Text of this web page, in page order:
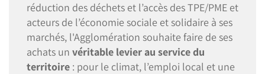
réduction des déchets et l’accès des TPE/PME et
acteurs de l’économie sociale et solidaire à ses
marchés, l'Agglomération souhaite faire de ses
achats un véritable levier au service du
territoire : pour le climat, l’emploi local et une